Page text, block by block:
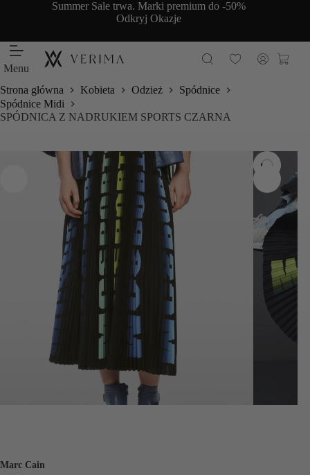
Summer Sale trwa. Marki premium do -50%
Odkryj Okazje
Menu Koszyk
Strona główna Kobieta Odzież
Spódnice
Spódnice Midi
SPÓDNICA Z NADRUKIEM SPORTS CZARNA
Marc Cain